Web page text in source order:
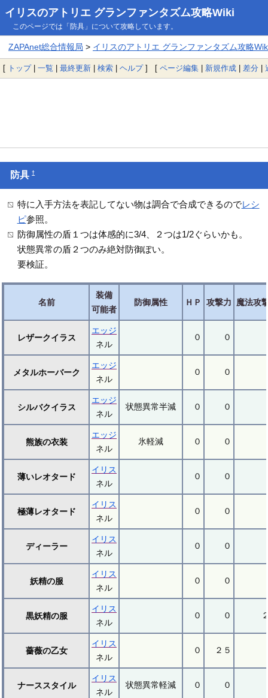
イリスのアトリエ グランファンタズム攻略Wiki
このページでは「防具」について攻略しています。
ZAPAnet総合情報局 > イリスのアトリエ グランファンタズム攻略
[ トップ| 一覧 | 最終更新 | 検索 | ヘルプ] [ ページ編集 | 新規作成 | 差分 |
防具†
特に入手方法を表記してない物は調合で合成できるのでレシ
ピ参照。
防御属性の盾１つは体感的に3/4、２つは1/2ぐらいかも。
状態異常の盾２つのみ絶対防御ぽい。
要検証。
名前
装備
可能者
防御属性 ＨＰ 攻撃力 魔法攻
レザークイラス
エッジ
ネル
０ ０
メタルホーバーク
エッジ
ネル
０ ０
シルバクイラス
エッジ
ネル
状態異常半減 ０ ０
熊族の衣装
エッジ
ネル
氷軽減 ０ ０
薄いレオタード
イリス
ネル
０ ０
極薄レオタード
イリス
ネル
０ ０
ディーラー
イリス
ネル
０ ０
妖精の服
イリス
ネル
０ ０
黒妖精の服
イリス
ネル
０ ０
薔薇の乙女
イリス
ネル
０ ２５
ナーススタイル
イリス
ネル
状態異常軽減 ０ ０